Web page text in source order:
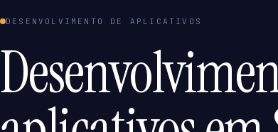
DESENVOLVIMENTO DE APLICATIVOS